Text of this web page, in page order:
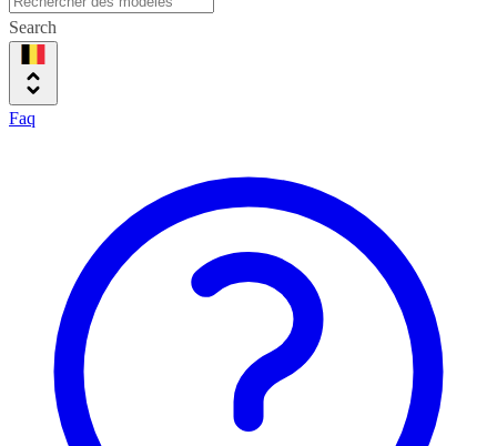
Search
Faq